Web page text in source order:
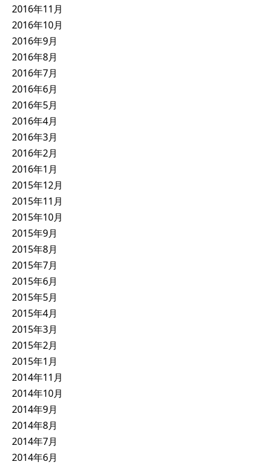
2016年11月
2016年10月
2016年9月
2016年8月
2016年7月
2016年6月
2016年5月
2016年4月
2016年3月
2016年2月
2016年1月
2015年12月
2015年11月
2015年10月
2015年9月
2015年8月
2015年7月
2015年6月
2015年5月
2015年4月
2015年3月
2015年2月
2015年1月
2014年11月
2014年10月
2014年9月
2014年8月
2014年7月
2014年6月